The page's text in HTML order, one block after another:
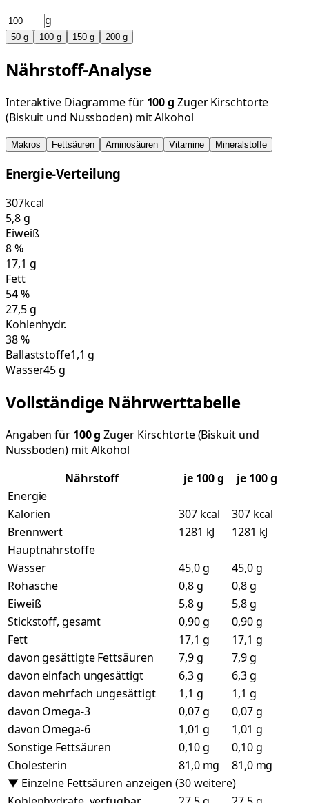
g
50 g 100 g 150 g 200 g
Nährstoff-Analyse
Interaktive Diagramme für 100g Zuger Kirschtorte
(Biskuit und Nussboden) mit Alkohol
Makros Fettsäuren Aminosäuren Vitamine Mineralstoffe
Energie-Verteilung
307kcal
5,8g
Eiweiß
8%
17,1 g
Fett
54%
27,5g
Kohlenhydr.
38%
Ballaststoffe1,1 g
Wasser45 g
Vollständige Nährwerttabelle
Angaben für 100g Zuger Kirschtorte (Biskuit und
Nussboden) mit Alkohol
Nährstoff
je 100g
je 100 g
Energie
Kalorien
307 kcal
307 kcal
Brennwert
1281 kJ
1281 kJ
Hauptnährstoffe
Wasser
45,0 g
45,0 g
Rohasche
0,8 g
0,8 g
Eiweiß
5,8 g
5,8 g
Stickstoff, gesamt
0,90 g
0,90 g
Fett
17,1 g
17,1 g
davon gesättigte Fettsäuren
7,9 g
7,9 g
davon einfach ungesättigt
6,3 g
6,3 g
davon mehrfach ungesättigt
1,1 g
1,1 g
davon Omega-3
0,07 g
0,07 g
davon Omega-6
1,01 g
1,01 g
Sonstige Fettsäuren
0,10 g
0,10 g
Cholesterin
81,0 mg
81,0 mg
▼ Einzelne Fettsäuren anzeigen (30 weitere)